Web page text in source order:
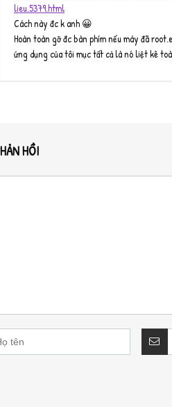
lieu.5379.html
Cách này đc k anh 😀
Hoàn toàn gỡ đc bàn phím nếu máy đã
ứng dụng của tôi mục tất cả là nó liệt kê
HỒI